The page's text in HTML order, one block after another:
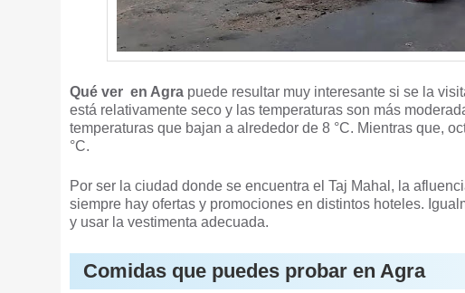
Qué ver en Agra puede resultar muy interesante si se la
está relativamente seco y las temperaturas son más
temperaturas que bajan a alrededor de 8 °C. Mientras que,
°C.
Por ser la ciudad donde se encuentra el Taj Mahal, la
siempre hay ofertas y promociones en distintos hoteles.
y usar la vestimenta adecuada.
Comidas que puedes probar en Agra